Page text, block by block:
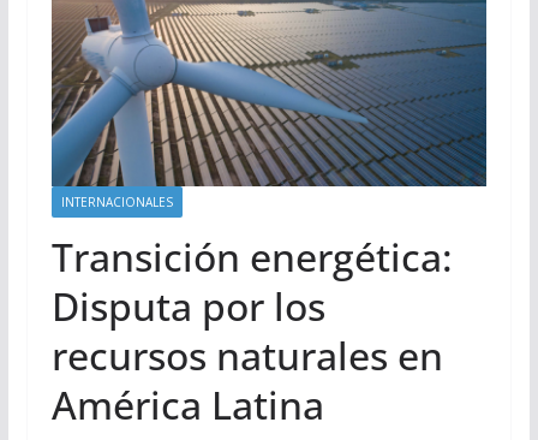
INTERNACIONALES
Transición energética:
Disputa por los
recursos naturales en
América Latina